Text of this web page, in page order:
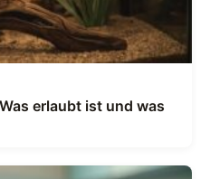
erlaubt ist und was